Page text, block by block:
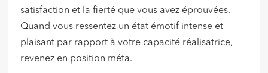
satisfaction et la fierté que vous avez éprouvées.
Quand vous ressentez un état émotif intense et
plaisant par rapport à votre capacité réalisatrice,
revenez en position méta.